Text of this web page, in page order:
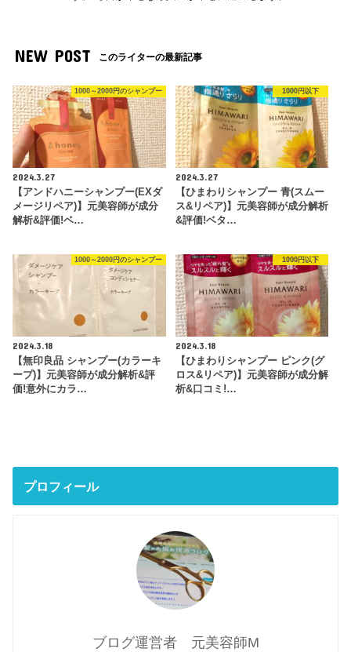
NEW POST このライターの最新記事
1000～2000円のシャンプー
2024.3.27
【アンドハニーシャンプー(EXダ
メージリペア)】元美容師が成分
解析&評価!ベ…
1000円以下
2024.3.27
【ひまわりシャンプー 青(スムー
ス&リペア)】元美容師が成分解析
&評価!ベタ…
1000～2000円のシャンプー
2024.3.18
【無印良品 シャンプー(カラーキ
ープ)】元美容師が成分解析&評
価!意外にカラ…
1000円以下
2024.3.18
【ひまわりシャンプー ピンク(グ
ロス&リペア)】元美容師が成分解
析&口コミ!…
プロフィール
ブログ運営者 元美容師M